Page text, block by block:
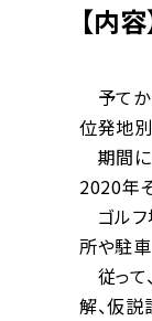
【内容
予てか
位発地
期間に
2020年
ゴルフ
所や駐
従って
解、仮説